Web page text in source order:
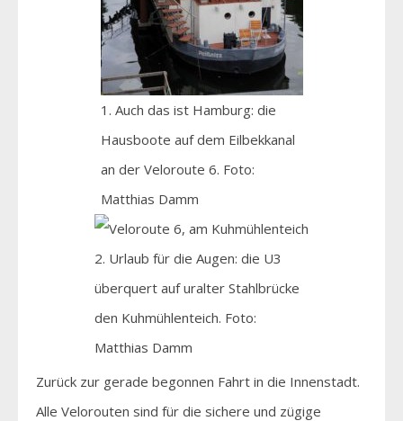
1. Auch das ist Hamburg: die
Hausboote auf dem Eilbekkanal
an der Veloroute 6. Foto:
Matthias Damm
2. Urlaub für die Augen: die U3
überquert auf uralter Stahlbrücke
den Kuhmühlenteich. Foto:
Matthias Damm
Zurück zur gerade begonnen Fahrt in die Innenstadt.
Alle Velorouten sind für die sichere und zügige